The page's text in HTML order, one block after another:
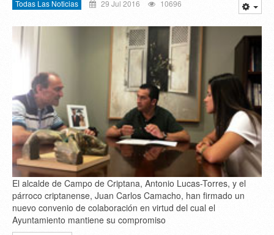
Todas Las Noticias 29 Jul 2016 10696
El alcalde de Campo de Criptana, Antonio Lucas-Torres, y el
párroco criptanense, Juan Carlos Camacho, han firmado un
nuevo convenio de colaboración en virtud del cual el
Ayuntamiento mantiene su compromiso